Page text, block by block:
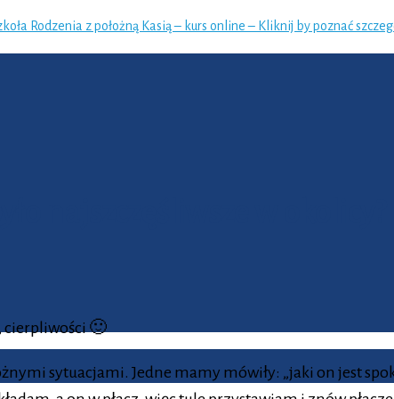
Rodzenia z położną Kasią – kurs online – Kliknij by poznać
najszczęśliwsze w okolicy?
cierpliwości 🙂
sytuacjami. Jedne mamy mówiły: „jaki on jest